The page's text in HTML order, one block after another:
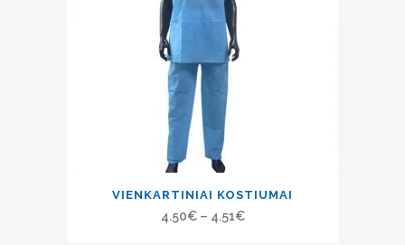
VIENKARTINIAI KOSTIUMAI
4.50€– 4.51€